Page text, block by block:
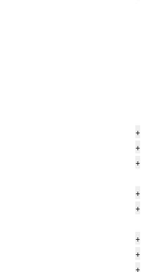
+
+
+
+
+
+
+
+